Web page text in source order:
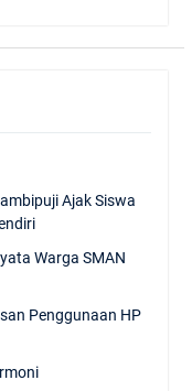
Ajak Siswa
Warga SMAN
Penggunaan HP